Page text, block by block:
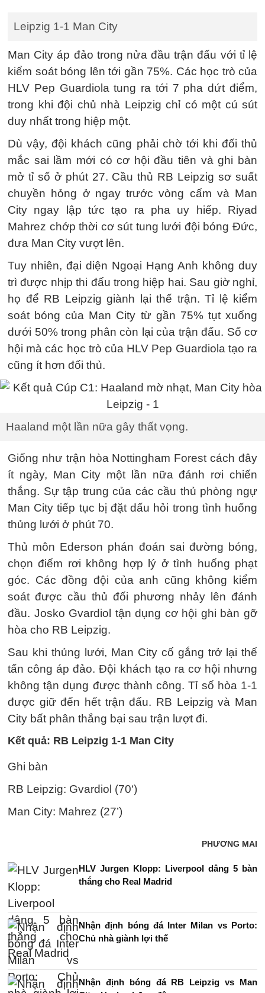
Leipzig 1-1 Man City
Man City áp đảo trong nửa đầu trận đấu với tỉ lệ
kiểm soát bóng lên tới gần 75%. Các học trò của
HLV Pep Guardiola tung ra tới 7 pha dứt điểm,
trong khi đội chủ nhà Leipzig chỉ có một cú sút
duy nhất trong hiệp một.
Dù vậy, đội khách cũng phải chờ tới khi đối thủ
mắc sai lầm mới có cơ hội đầu tiên và ghi bàn
mở tỉ số ở phút 27. Cầu thủ RB Leipzig sơ suất
chuyền hỏng ở ngay trước vòng cấm và Man
City ngay lập tức tạo ra pha uy hiếp. Riyad
Mahrez chớp thời cơ sút tung lưới đội bóng Đức,
đưa Man City vượt lên.
Tuy nhiên, đại diện Ngoại Hạng Anh không duy
trì được nhịp thi đấu trong hiệp hai. Sau giờ nghỉ,
họ để RB Leipzig giành lại thế trận. Tỉ lệ kiểm
soát bóng của Man City từ gần 75% tụt xuống
dưới 50% trong phân còn lại của trận đấu. Số cơ
hội mà các học trò của HLV Pep Guardiola tạo ra
cũng ít hơn đối thủ.
Haaland một lần nữa gây thất vọng.
Giống như trận hòa Nottingham Forest cách đây
ít ngày, Man City một lần nữa đánh rơi chiến
thắng. Sự tập trung của các cầu thủ phòng ngự
Man City tiếp tục bị đặt dấu hỏi trong tình huống
thủng lưới ở phút 70.
Thủ môn Ederson phán đoán sai đường bóng,
chọn điểm rơi không hợp lý ở tình huống phạt
góc. Các đồng đội của anh cũng không kiểm
soát được cầu thủ đối phương nhảy lên đánh
đầu. Josko Gvardiol tận dụng cơ hội ghi bàn gỡ
hòa cho RB Leipzig.
Sau khi thủng lưới, Man City cố gắng trở lại thế
tấn công áp đảo. Đội khách tạo ra cơ hội nhưng
không tận dụng được thành công. Tỉ số hòa 1-1
được giữ đến hết trận đấu. RB Leipzig và Man
City bất phân thắng bại sau trận lượt đi.
Kết quả: RB Leipzig 1-1 Man City
Ghi bàn
RB Leipzig: Gvardiol (70‘)
Man City: Mahrez (27’)
PHƯƠNG MAI
HLV Jurgen Klopp: Liverpool dâng 5 bàn
thắng cho Real Madrid
Nhận định bóng đá Inter Milan vs Porto:
Chủ nhà giành lợi thế
Nhận định bóng đá RB Leipzig vs Man